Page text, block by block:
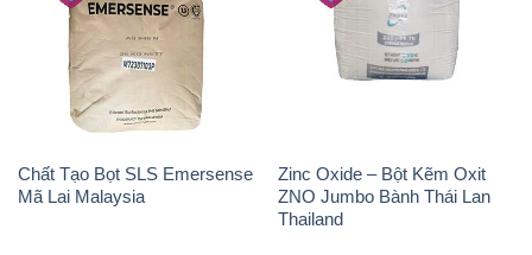
Chất Tạo Bọt SLS Emersense
Mã Lai Malaysia
Zinc Oxide – Bột Kẽm Oxit
ZNO Jumbo Bành Thái Lan
Thailand